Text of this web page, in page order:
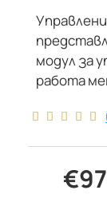
ТРАЙНО
модул за
работа